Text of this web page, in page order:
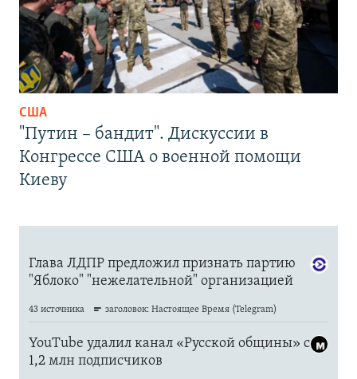
США
"Путин – бандит". Дискуссии в
Конгрессе США о военной помощи
Киеву